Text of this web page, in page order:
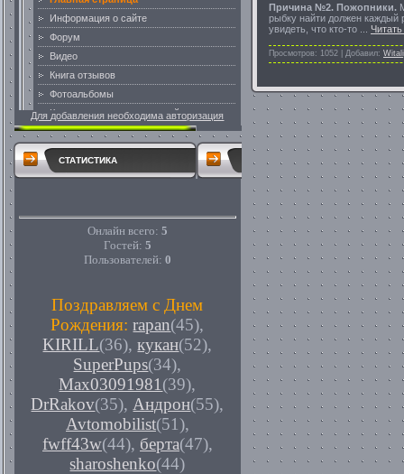
Для добавления необходима авторизация
СТАТИСТИКА
Онлайн всего: 5
Гостей: 5
Пользователей: 0
Поздравляем с Днем
Рождения:rapan(45),
KIRILL(36),кукан(52),
SuperPups(34),
Max03091981 (39),
DrRakov(35), Андрон(55),
Avtomobilist(51),
fwff43w(44), берта(47),
sharoshenko(44)
Причина №2. Пожопники.
рыбку найти должен каждый
увидеть, что кто-то
Просмотров: 1052 Добавил: